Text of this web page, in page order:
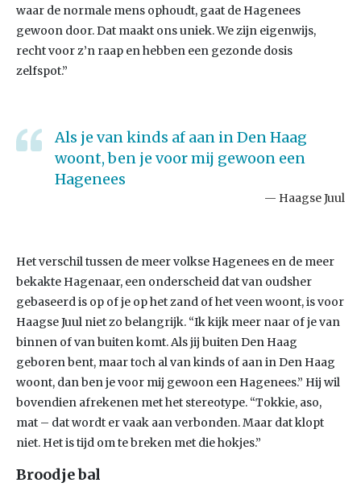
waar de normale mens ophoudt, gaat de Hagenees
gewoon door. Dat maakt ons uniek. We zijn eigenwijs,
recht voor z’n raap en hebben een gezonde dosis
zelfspot.”
Als je van kinds af aan in Den Haag
woont, ben je voor mij gewoon een
Hagenees
Haagse Juul
Het verschil tussen de meer volkse Hagenees en de meer
bekakte Hagenaar, een onderscheid dat van oudsher
gebaseerd is op of je op het zand of het veen woont, is voor
Haagse Juul niet zo belangrijk. “Ik kijk meer naar of je van
binnen of van buiten komt. Als jij buiten Den Haag
geboren bent, maar toch al van kinds of aan in Den Haag
woont, dan ben je voor mij gewoon een Hagenees.” Hij wil
bovendien afrekenen met het stereotype. “Tokkie, aso,
mat – dat wordt er vaak aan verbonden. Maar dat klopt
niet. Het is tijd om te breken met die hokjes.”
Broodje bal